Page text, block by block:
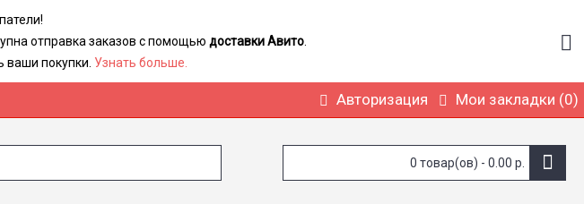
отправка заказов с помощью доставки Авито.
ваши покупки. Узнать больше.
Авторизация Мои закладки (0)
0 товар(ов) - 0.00 р.